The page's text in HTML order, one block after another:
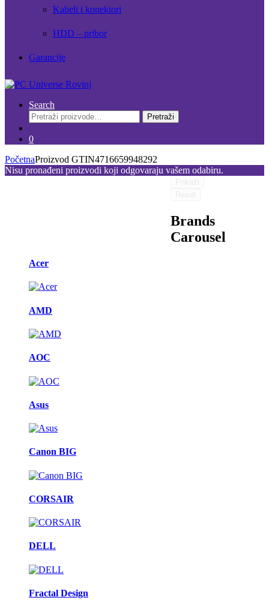
Kabeli i konektori
HDD – pribor
Garancije
Search
Pretraži:
Pretraži
0
PočetnaProizvod GTIN4716659948292
Nisu pronađeni proizvodi koji odgovaraju vašem odabiru.
Brands
Carousel
Acer
AMD
AOC
Asus
Canon BIG
CORSAIR
DELL
Fractal Design